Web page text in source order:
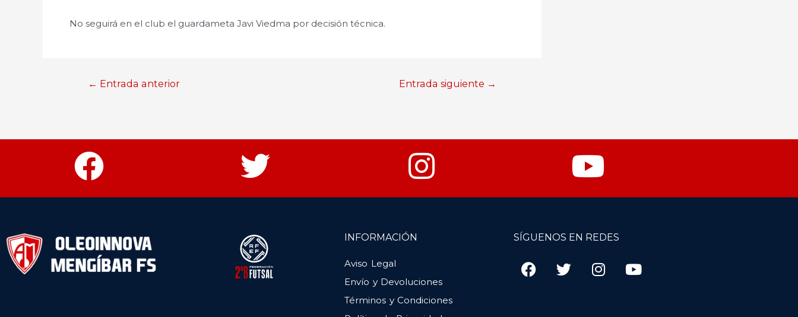
No seguirá en el club el guardameta Javi Viedma por decisión técnica.
← Entrada anterior Entrada siguiente →
INFORMACIÓN
Aviso Legal
Envío y Devoluciones
Términos y Condiciones
SÍGUENOS EN REDES